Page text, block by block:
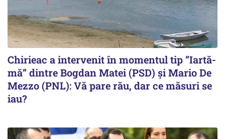
Chirieac a intervenit în momentul tip ”Iartă-
mă” dintre Bogdan Matei (PSD) și Mario De
Mezzo (PNL): Vă pare rău, dar ce măsuri se
iau?